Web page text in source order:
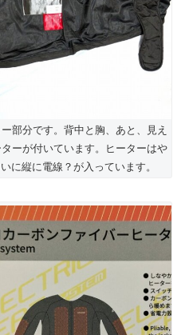
部分です。背中と胸、あと、見え
ーが付いています。ヒーターはや
に縦に電線？が入っています。